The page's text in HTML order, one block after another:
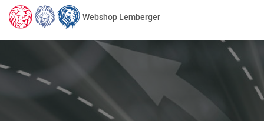
Webshop Lemberger